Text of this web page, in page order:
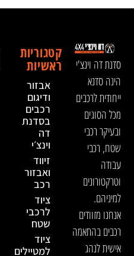
סדנת דה וינצ'י
הינה סדנא
ייחודית לרכבים
מכל הסוגים
ובעיקר רכבי
שטח, רכבי
עבודה
וטרקטורונים
למיניהם.
אנחנו מזוודים
רכבים בהתאמה
אישית לנהג
קטגוריות
ראשיות
אבזור
ודיגום
רכבים
בסדנת
דה
וינצ׳י
זיווד
ואבזור
רכב
ציוד
לרכבי
שטח
ציוד
למטיילים